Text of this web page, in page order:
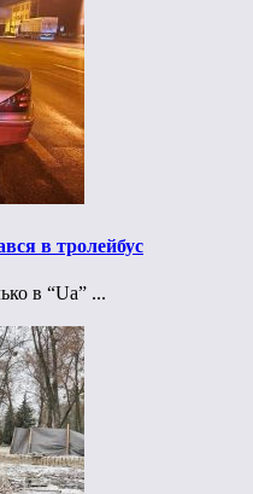
в тролейбус
в “Ua” ...